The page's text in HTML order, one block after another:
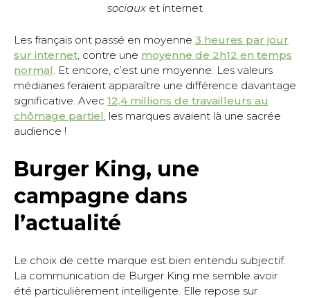
sociaux et internet
Les français ont passé en moyenne 3 heures par jour
sur internet, contre une moyenne de 2h12 en temps
normal. Et encore, c’est une moyenne. Les valeurs
médianes feraient apparaître une différence davantage
significative. Avec 12,4 millions de travailleurs au
chômage partiel, les marques avaient là une sacrée
audience !
Burger King, une
campagne dans
l’actualité
Le choix de cette marque est bien entendu subjectif.
La communication de Burger King me semble avoir
été particulièrement intelligente. Elle repose sur